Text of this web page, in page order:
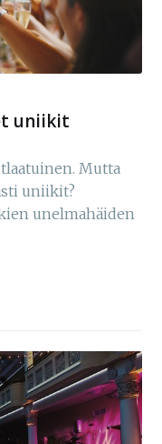
uniikit
Mutta
uniikit?
unelmahäiden